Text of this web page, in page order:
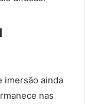
imersão ainda
nas